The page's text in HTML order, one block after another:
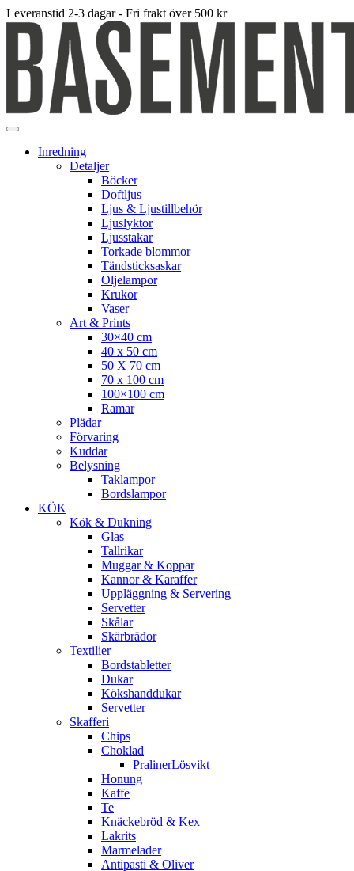
Leveranstid 2-3 dagar - Fri frakt över 500 kr
Inredning
Detaljer
Böcker
Doftljus
Ljus & Ljustillbehör
Ljuslyktor
Ljusstakar
Torkade blommor
Tändsticksaskar
Oljelampor
Krukor
Vaser
Art & Prints
30×40 cm
40 x 50 cm
50 X 70 cm
70 x 100 cm
100×100 cm
Ramar
Plädar
Förvaring
Kuddar
Belysning
Taklampor
Bordslampor
KÖK
Kök & Dukning
Glas
Tallrikar
Muggar & Koppar
Kannor & Karaffer
Uppläggning & Servering
Servetter
Skålar
Skärbrädor
Textilier
Bordstabletter
Dukar
Kökshanddukar
Servetter
Skafferi
Chips
Choklad
PralinerLösvikt
Honung
Kaffe
Te
Knäckebröd & Kex
Lakrits
Marmelader
Antipasti & Oliver